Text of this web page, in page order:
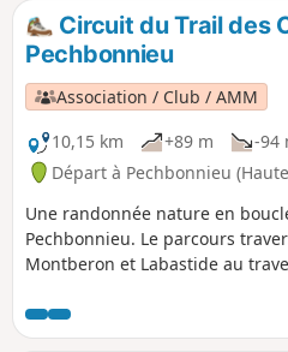
Circuit du Trail des
Pechbonnieu
Association / Club / AMM
10,15 km
+89 m -94
Départ à Pechbonnieu
Une randonnée nature en
Pechbonnieu. Le parcours
Montberon et Labastide au
prévoir des chaussures adaptée
est présent au stade de la